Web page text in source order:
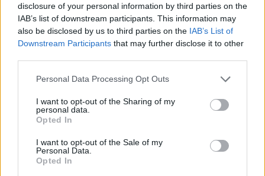
disclosure of your personal information by third parties on the
IAB’s list of downstream participants. This information may
also be disclosed by us to third parties on the IAB’s List of
Downstream Participants that may further disclose it to other
Please note that this website/app uses one or more Google
not limited to your visit or usage behaviour. You may click to
grant or deny consent to Google and its third-party tags to
use your data for below specified purposes in below Google
consent section.
Personal Data Processing Opt Outs
I want to opt-out of the Sharing of my
personal data.
Opted In
I want to opt-out of the Sale of my
Personal Data.
Opted In
Επιπλέον, όπως αναφέρει το πανεπιστήμιο, η τεχνολογία